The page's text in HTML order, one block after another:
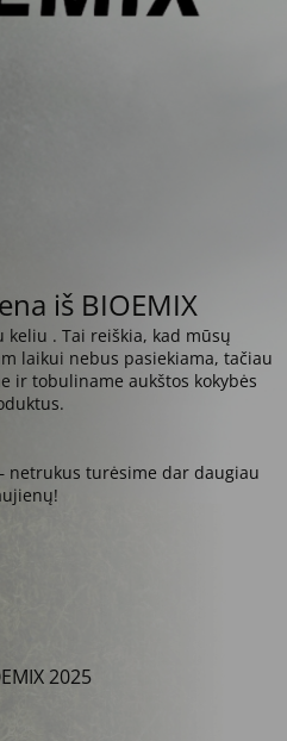
iš BIOEMIX
keliu . Tai reiškia, kad mūsų
laikui nebus pasiekiama, tačiau
ir tobuliname aukštos kokybės
netrukus turėsime dar daugiau
2025